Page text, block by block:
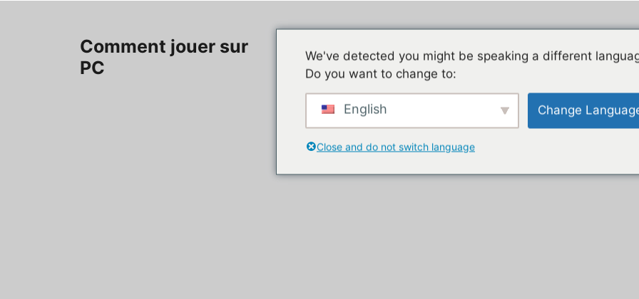
Comment jouer sur
PC
Contact
We've detected you might be speaking a different
Do you want to change to:
English Change
Close and do not switch language